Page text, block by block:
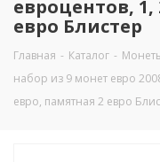
евроцентов,
евро Блистер
Главная - Каталог -
набор из 9 монет евро
евро, памятная 2 евро